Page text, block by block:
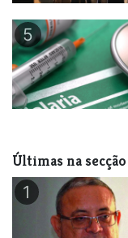
5
Últimas na secção
1